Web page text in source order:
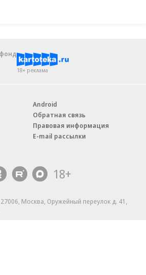
18+ реклама
Android
Обратная связь
Правовая информация
E-mail рассылки
18+
Москва, Оружейный переулок д. 41,